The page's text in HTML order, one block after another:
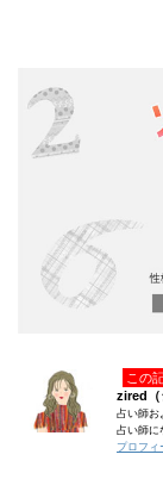
この
zired（
占い師お
占い師に
プロフィ